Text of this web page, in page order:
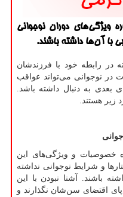
ویژگی‌های دوران نوجوانی
با آن‌ها داشته باشند.
در رابطه خود با فرزندشان
در نوجوانی می‌تواند عواقب
بعدی به دنبال داشته باشد.
زیر هستند.
خصوصیات و ویژگی‌های این
و شرایط نوجوانی نداشته
باشند. آشنا نبودن با این
اقتضای سن‌شان نگذارند و